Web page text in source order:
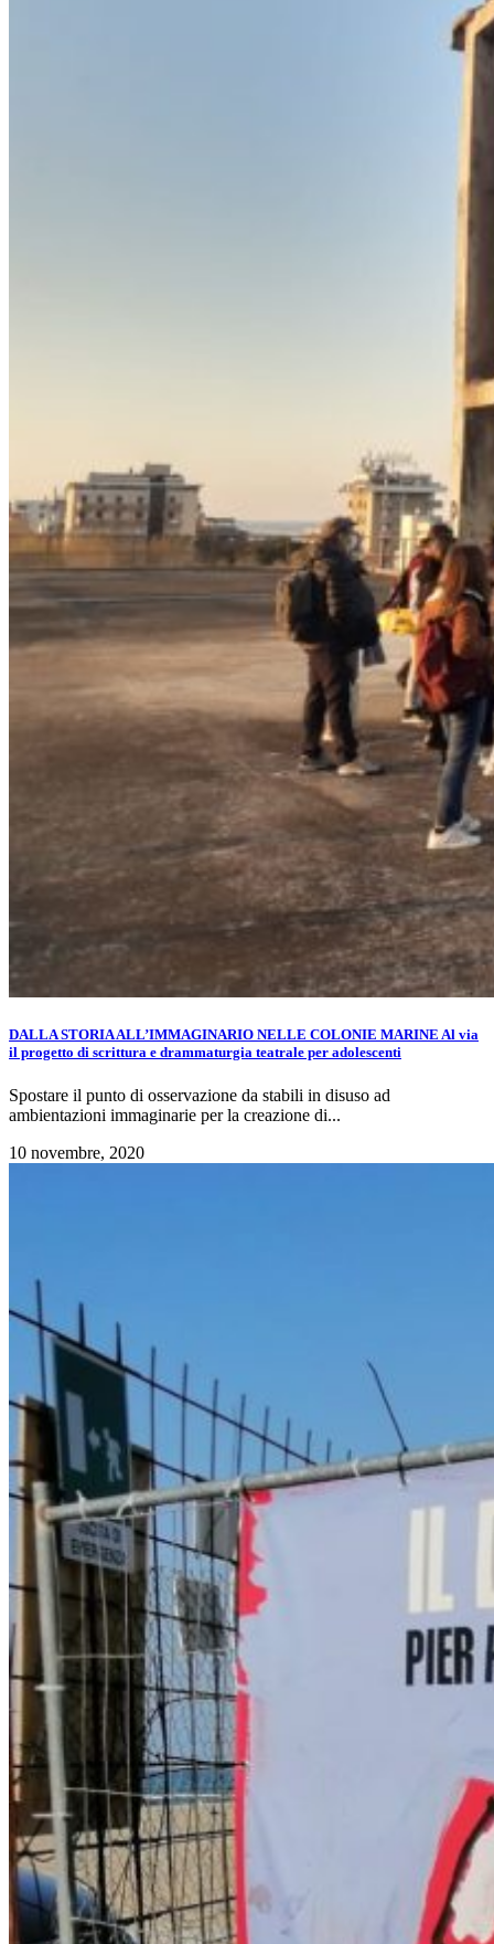
DALLA STORIA ALL’IMMAGINARIO NELLE COLONIE MARINE Al via
il progetto di scrittura e drammaturgia teatrale per adolescenti
Spostare il punto di osservazione da stabili in disuso ad
ambientazioni immaginarie per la creazione di...
10 novembre, 2020